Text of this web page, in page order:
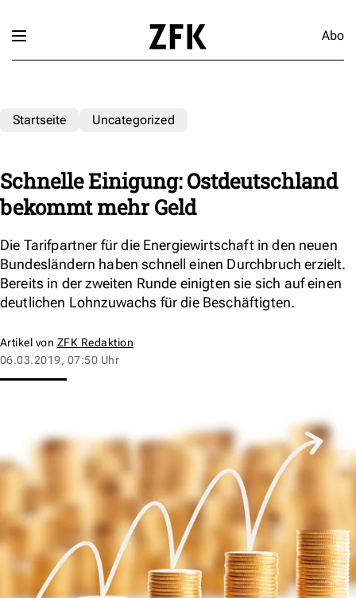
Abo
Startseite Uncategorized
Schnelle Einigung: Ostdeutschland
bekommt mehr Geld
Die Tarifpartner für die Energiewirtschaft in den neuen
Bundesländern haben schnell einen Durchbruch erzielt.
Bereits in der zweiten Runde einigten sie sich auf einen
deutlichen Lohnzuwachs für die Beschäftigten.
Artikel von ZFK Redaktion
06.03.2019, 07:50 Uhr